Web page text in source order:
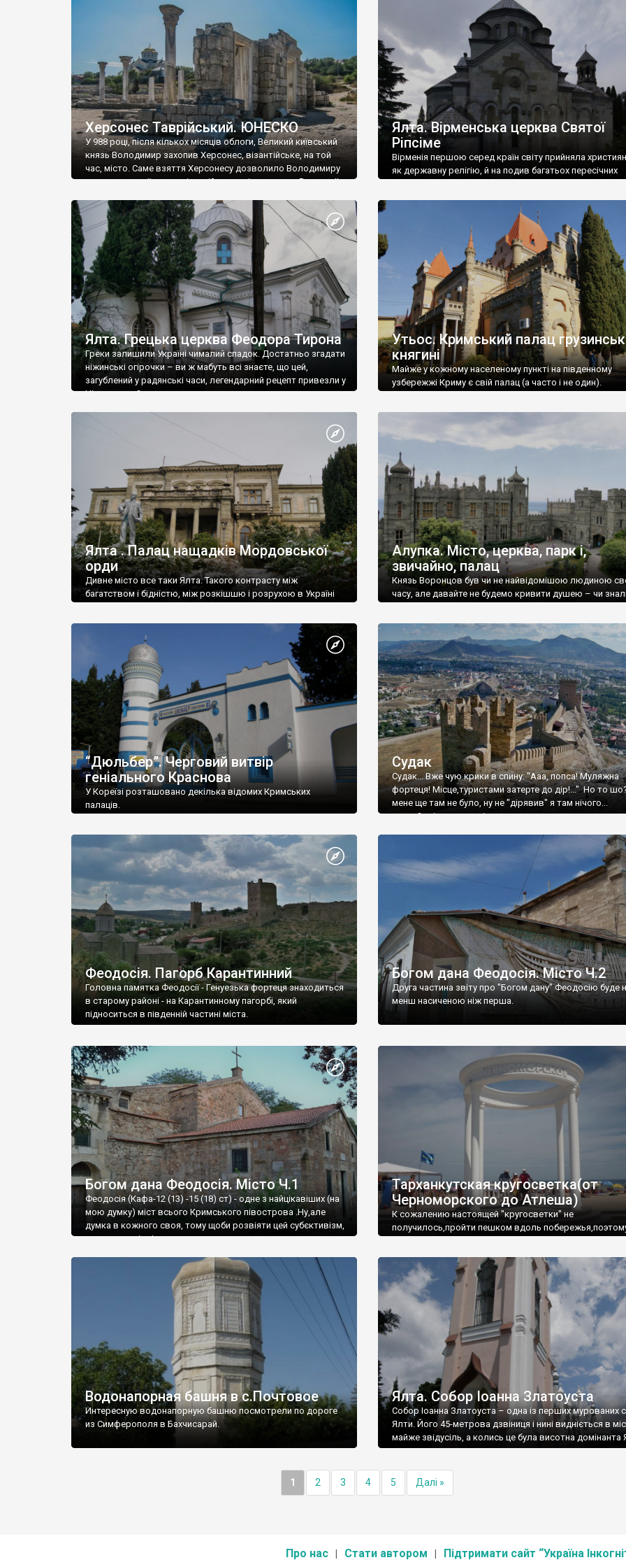
візантійської доби. Раритети викрадені з фондів об’єкту
культурної спадщини ЮНЕСКО «Херсонеса Таврійського».
Офіційно – на виставку «Золото Візантії», але експерти та
влада в Україні вважають це лише […]
називаються «повстяками» (postaki)…” “Вино. Крим
виробляє відмінне вино і його вдосталь: воно все
легке біле і дуже […]
Херсонес Таврійський. ЮНЕСКО
У 988 році, після кількох місяців облоги, Великий київський
князь Володимир захопив Херсонес, візантійське, на той
час, місто. Саме взяття Херсонесу дозволило Володимиру
диктувати свої умови візантійському імператору Василю ІІ,
Херсонесі Володимир-язичник, став Василем-
християнином. А потім було Хрещення Русі. На честь
Херсонесу Таврійського названо місто […]
Ялта. Вірменська церква Святої
Ріпсіме
Вірменія першою серед країн світу прийняла
як державну релігію, й на подив багатьох пересічних
Ялта. Грецька церква Феодора Тирона
Греки залишили Україні чималий спадок. Достатньо згадати
ніжинські огірочки – ви ж мабуть всі знаєте, що цей,
загублений у радянські часи, легендарний рецепт привезли у
Ніжин греки?
Утьос. Кримський палац
княгині
Майже у кожному населеному пункті на південному
узбережжі Криму є свій палац (а часто і не один).
Ялта . Палац нащадків Мордовської
орди
Дивне місто все таки Ялта. Такого контрасту між
багатством і бідністю, між розкішшю і розрухою в Україні
Алупка. Місто, церква, парк і,
звичайно, палац
Князь Воронцов був чи не найвідомішою людиною
часу, але давайте не будемо кривити душею – чи
“Дюльбер”. Черговий витвір
геніального Краснова
У Кореїзі розташовано декілька відомих Кримських
палаців.
Судак
Судак... Вже чую крики в спину: "Ааа, попса! Муляжна
фортеця! Місце,туристами затерте до дір!..." Но то
мене ще там не було, ну не "дірявив" я там нічого...
принаймні до цього літа.
Феодосія. Пагорб Карантинний
Головна памятка Феодосії - Генуезька фортеця знаходиться
в старому районі - на Карантинному пагорбі, який
підноситься в південній частині міста.
Богом дана Феодосія. Місто Ч.2
Друга частина звіту про "Богом дану" Феодосію буде
менш насиченою ніж перша.
Богом дана Феодосія. Місто Ч.1
Феодосія (Кафа-12 (13) -15 (18) ст) - одне з найцікавіших (на
мою думку) міст всього Кримського півострова .Ну,але
думка в кожного своя, тому щоби розвіяти цей субєктивізм,
запрошую відвідати це
Тарханкутская кругосветка(от
Черноморского до Атлеша)
К сожалению настоящей "кругосветки" не
получилось,пройти пешком вдоль
Водонапорная башня в с.Почтовое
Интересную водонапорную башню посмотрели по дороге
из Симферополя в Бахчисарай.
Ялта. Собор Іоанна Златоуста
Собор Іоанна Златоуста – одна із перших мурованих
Ялти. Його 45-метрова дзвіниця і нині видніється в
майже звідусіль, а колись це була висотна домінанта
1 2 3 4 5 Далі »
Про нас Стати автором Підтримати сайт “Україна